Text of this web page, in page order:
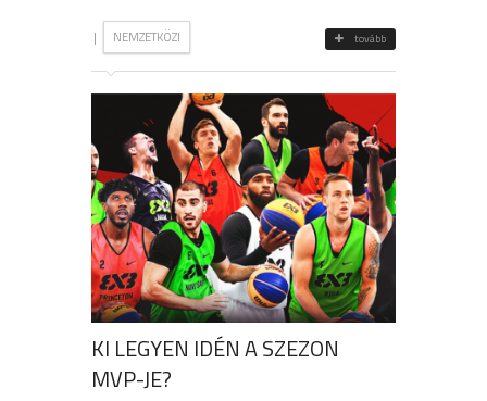
| NEMZETKÖZI tovább
KI LEGYEN IDÉN A SZEZON
MVP-JE?